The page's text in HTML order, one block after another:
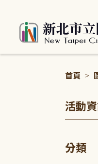
首頁 >
活動
分類